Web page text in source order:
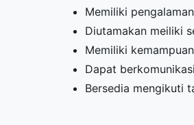
Memiliki
Diutamakan meiliki
Memiliki
Dapat
Bersedia mengikuti